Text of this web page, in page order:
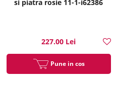
si piatra rosie 11-1-i62386
227.00 Lei
Pune in cos